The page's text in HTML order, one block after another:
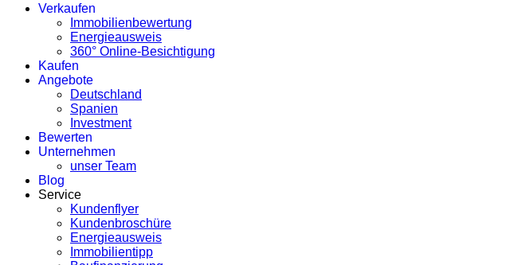
Verkaufen
Immobilienbewertung
Energieausweis
360° Online-Besichtigung
Kaufen
Angebote
Deutschland
Spanien
Investment
Bewerten
Unternehmen
unser Team
Blog
Service
Kundenflyer
Kundenbroschüre
Energieausweis
Immobilientipp